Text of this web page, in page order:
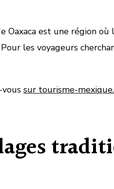
Oaxaca est une région
les voyageurs
vous sur tourisme-